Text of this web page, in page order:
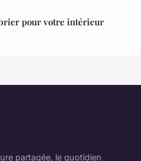
pour votre intérieur
partagée, le quotidien